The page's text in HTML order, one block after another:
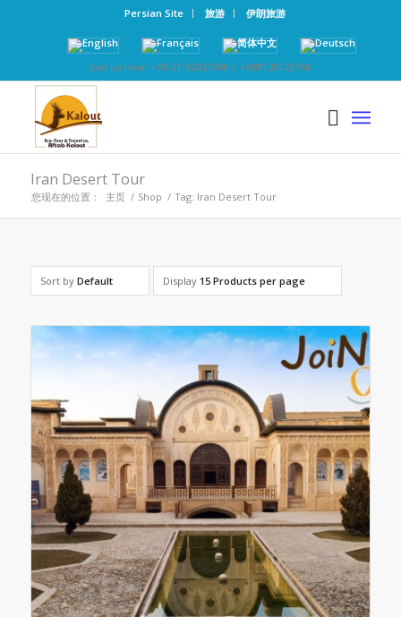
Persian Site 旅游 伊朗旅游
Call us now: +98-21-52827000 | +989126123768
Iran Desert Tour
您现在的位置： 主页 / Shop / Tag: Iran Desert Tour
Sort by Default Display 15 Products per page